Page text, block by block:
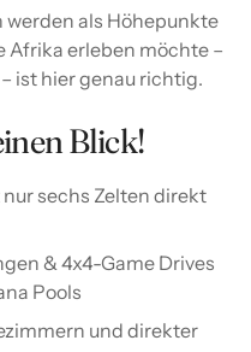
als Höhepunkte
Afrika erleben möchte –
ist hier genau richtig.
Blick!
nur sechs Zelten direkt
& 4x4-Game Drives
Pools
und direkter